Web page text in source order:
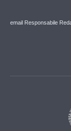
email Responsabile